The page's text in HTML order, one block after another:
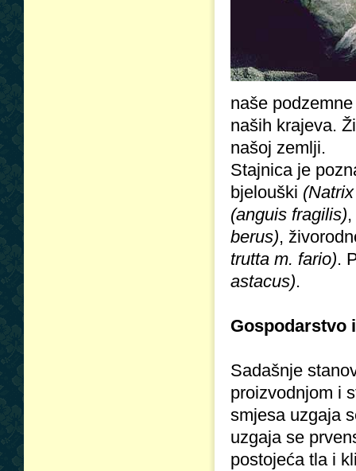
naše
naših krajeva.
našoj zemlji.
Stajnica je
bjelouški
(anguis fragilis)
berus),
trutta m. fario).
astacus).
Gospodarstvo
Sadašnje
proizvodnjom i
smjesa uzgaja
uzgaja se
postojeća tla i